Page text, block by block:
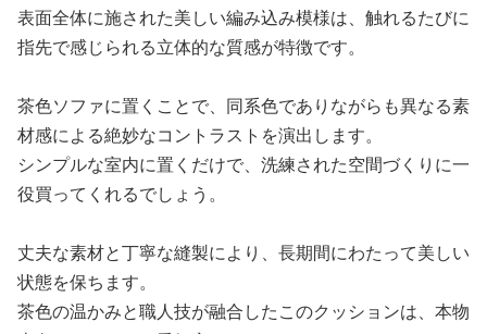
表面全体に施された美しい編み込み模様は、触れるたびに
指先で感じられる立体的な質感が特徴です。
茶色ソファに置くことで、同系色でありながらも異なる素
材感による絶妙なコントラストを演出します。
シンプルな室内に置くだけで、洗練された空間づくりに一
役買ってくれるでしょう。
丈夫な素材と丁寧な縫製により、長期間にわたって美しい
状態を保ちます。
茶色の温かみと職人技が融合したこのクッションは、本物